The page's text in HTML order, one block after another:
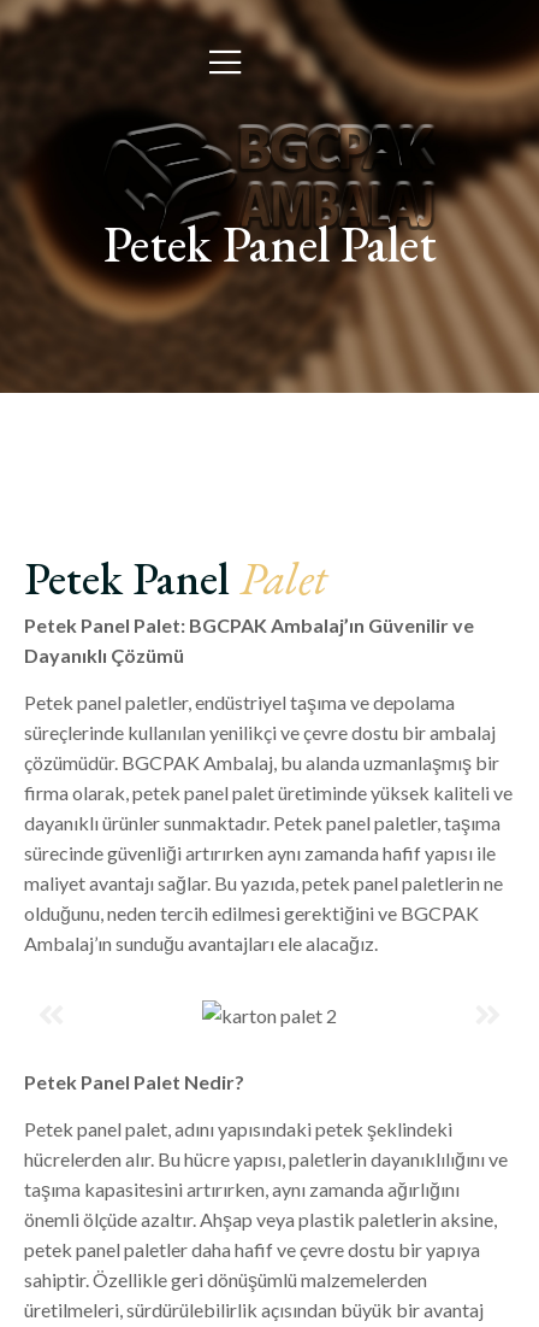
Petek Panel Palet
Petek PanelPalet
Petek Panel Palet: BGCPAK Ambalaj’ın Güvenilir ve
Dayanıklı Çözümü
Petek panel paletler, endüstriyel taşıma ve depolama
süreçlerinde kullanılan yenilikçi ve çevre dostu bir ambalaj
çözümüdür. BGCPAK Ambalaj, bu alanda uzmanlaşmış bir
firma olarak, petek panel palet üretiminde yüksek kaliteli ve
dayanıklı ürünler sunmaktadır. Petek panel paletler, taşıma
sürecinde güvenliği artırırken aynı zamanda hafif yapısı ile
maliyet avantajı sağlar. Bu yazıda, petek panel paletlerin ne
olduğunu, neden tercih edilmesi gerektiğini ve BGCPAK
Ambalaj’ın sunduğu avantajları ele alacağız.
Petek Panel Palet Nedir?
Petek panel palet, adını yapısındaki petek şeklindeki
hücrelerden alır. Bu hücre yapısı, paletlerin dayanıklılığını ve
taşıma kapasitesini artırırken, aynı zamanda ağırlığını
önemli ölçüde azaltır. Ahşap veya plastik paletlerin aksine,
petek panel paletler daha hafif ve çevre dostu bir yapıya
sahiptir. Özellikle geri dönüşümlü malzemelerden
üretilmeleri, sürdürülebilirlik açısından büyük bir avantaj